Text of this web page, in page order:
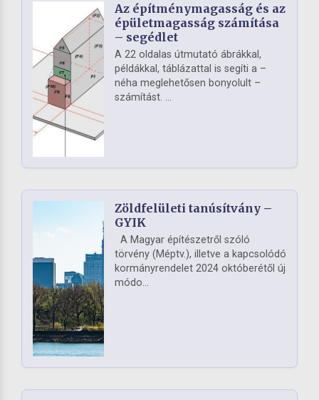
Az építménymagasság és az
épületmagasság számítása
– segédlet
A 22 oldalas útmutató ábrákkal,
példákkal, táblázattal is segíti a –
néha meglehetősen bonyolult –
számítást. ...
Zöldfelületi tanúsítvány –
GYIK
A Magyar építészetről szóló
törvény (Méptv.), illetve a kapcsolódó
kormányrendelet 2024 októberétől új
módo...